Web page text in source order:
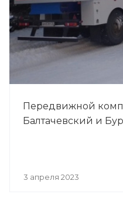
Передвижной
Балтачевский и
3 апреля 2023